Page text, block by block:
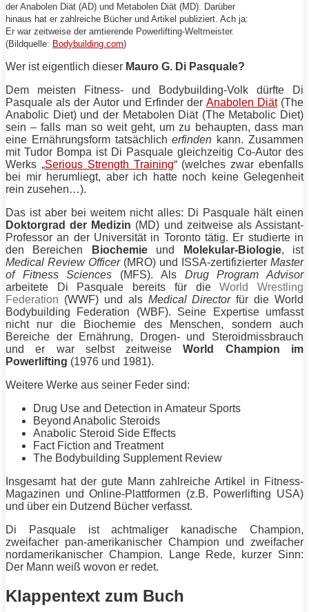
der Anabolen Diät (AD) und Metabolen Diät (MD). Darüber
hinaus hat er zahlreiche Bücher und Artikel publiziert. Ach ja:
Er war zeitweise der amtierende Powerlifting-Weltmeister.
(Bildquelle: Bodybuilding.com)
Wer ist eigentlich dieser Mauro G. Di Pasquale?
Dem meisten Fitness- und Bodybuilding-Volk dürfte
Di
Pasquale als der Autor und Erfinder der Anabolen Diät(The
Anabolic Diet) und der Metabolen Diät(The Metabolic Diet)
sein – falls man so weit geht, um zu behaupten, dass man
eine Ernährungsform tatsächlicherfinden kann. Zusammen
mit Tudor Bompa ist Di Pasquale gleichzeitig Co-Autor des
Werks „Serious Strength Training“ (welches zwar ebenfalls
bei mir herumliegt, aber ich hatte noch keine Gelegenheit
rein zusehen…).
Das ist aber bei weitem nicht alles: Di Pasquale hält einen
Doktorgrad der Medizin (MD) und zeitweise als Assistant-
Professor an der Universität in Toronto tätig. Er studierte in
den Bereichen
Biochemieund Molekular-Biologie, ist
Medical Review Officer (MRO) und ISSA-zertifizierter Master
of Fitness Sciences (MFS). Als Drug Program Advisor
arbeitete
Di Pasquale bereits für dieWorld Wrestling
Federation (WWF) und als Medical Directorfür die World
Bodybuilding Federation (WBF). Seine Expertise umfasst
nicht nur die Biochemie des Menschen, sondern auch
Bereiche der Ernährung, Drogen- und Steroidmissbrauch
und er war selbst zeitweiseWorld Champion im
Powerlifting (1976 und 1981).
Weitere Werke aus seiner Feder sind:
Drug Use and Detection in Amateur Sports
Beyond Anabolic Steroids
Anabolic Steroid Side Effects
Fact Fiction and Treatment
The Bodybuilding Supplement Review
Insgesamt hat der gute Mann zahlreiche Artikel in Fitness-
Magazinen und Online-Plattformen (z.B. Powerlifting USA)
und über ein Dutzend Bücher verfasst.
Di Pasqualeist achtmaliger kanadische Champion,
zweifacher pan-amerikanischer Champion und zweifacher
nordamerikanischer Champion. Lange Rede, kurzer Sinn:
Der Mann weiß wovon er redet.
Klappentext zum Buch